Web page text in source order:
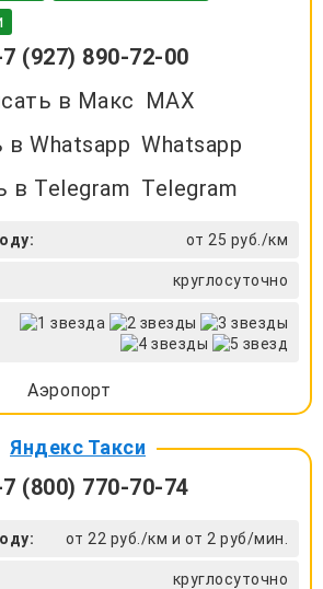
(927) 890-72-00
MAX
Whatsapp
Telegram
от 25 руб./км
круглосуточно
Аэропорт
Яндекс Такси
(800) 770-70-74
от 22 руб./км и от 2 руб/мин.
круглосуточно